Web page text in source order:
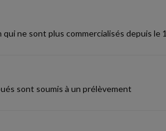
ne sont plus commercialisés depuis le 1
sont soumis à un prélèvement